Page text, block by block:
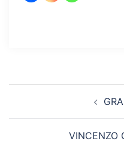
VINCENZO